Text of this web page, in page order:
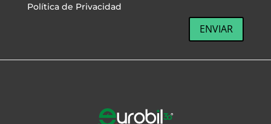
Política de Privacidad
ENVIAR